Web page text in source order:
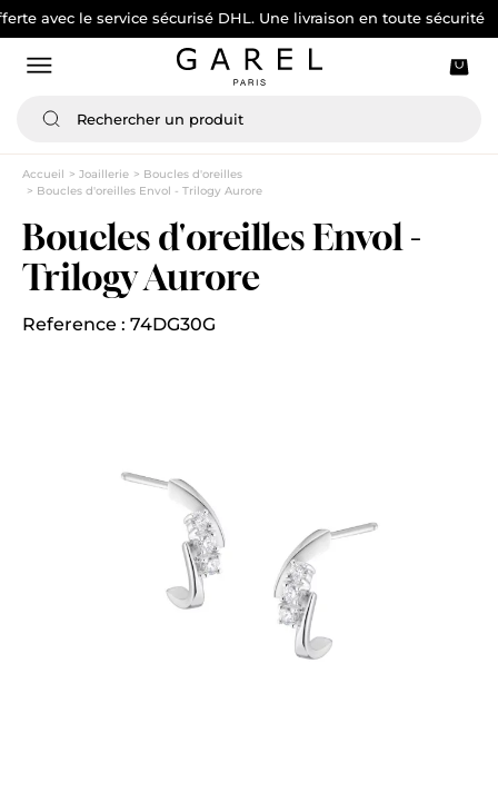
le service sécurisé DHL. Une livraison en toute sécurité
Accueil Joaillerie
Boucles d'oreilles
Boucles d'oreilles Envol - Trilogy Aurore
Boucles d'oreilles Envol -
Trilogy Aurore
Reference : 74DG30G